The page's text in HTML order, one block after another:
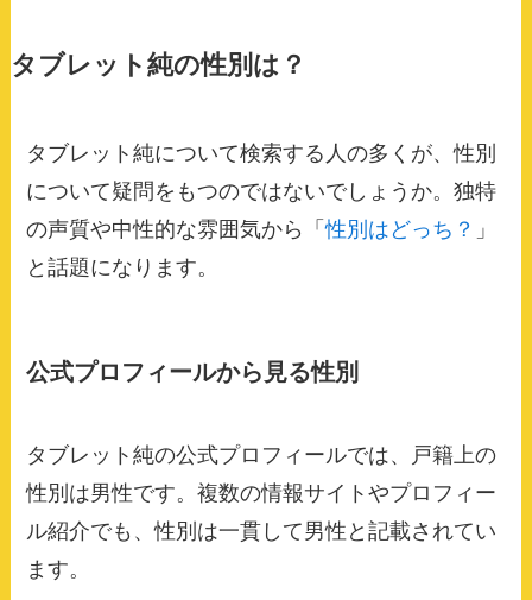
タブレット純の性別は？
タブレット純について検索する人の多くが、性別
について疑問をもつのではないでしょうか。独特
の声質や中性的な雰囲気から「性別はどっち？ 」
と話題になります。
公式プロフィールから見る性別
タブレット純の公式プロフィールでは、戸籍上の
性別は男性です。複数の情報サイトやプロフィー
ル紹介でも、性別は一貫して男性と記載されてい
ます。